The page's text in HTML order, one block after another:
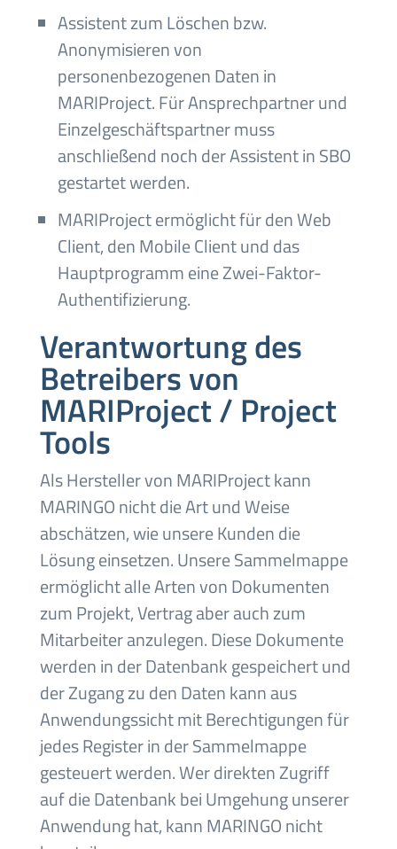
Assistent zum Löschen bzw.
Anonymisieren von
personenbezogenen Daten in
MARIProject. Für Ansprechpartner und
Einzelgeschäftspartner muss
anschließend noch der Assistent in SBO
gestartet werden.
MARIProject ermöglicht für den Web
Client, den Mobile Client und das
Hauptprogramm eine Zwei-Faktor-
Authentifizierung.
Verantwortung des
Betreibers von
MARIProject / Project
Tools
Als Hersteller von MARIProject kann
MARINGO nicht die Art und Weise
abschätzen, wie unsere Kunden die
Lösung einsetzen. Unsere Sammelmappe
ermöglicht alle Arten von Dokumenten
zum Projekt, Vertrag aber auch zum
Mitarbeiter anzulegen. Diese Dokumente
werden in der Datenbank gespeichert und
der Zugang zu den Daten kann aus
Anwendungssicht mit Berechtigungen für
jedes Register in der Sammelmappe
gesteuert werden. Wer direkten Zugriff
auf die Datenbank bei Umgehung unserer
Anwendung hat, kann MARINGO nicht